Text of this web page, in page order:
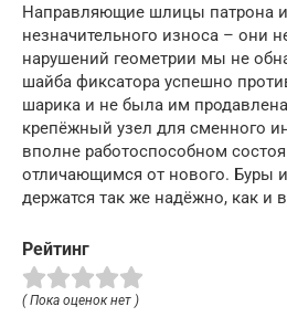
Направляющие шлицы патрона
незначительного износа – они
нарушений геометрии мы не
шайба фиксатора успешно
шарика и не была им
крепёжный узел для сменного
вполне работоспособном
отличающимся от нового. Буры
держатся так же надёжно, как и
Рейтинг
( Пока оценок нет )